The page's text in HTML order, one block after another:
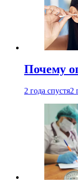
Почему
2 года спустя2